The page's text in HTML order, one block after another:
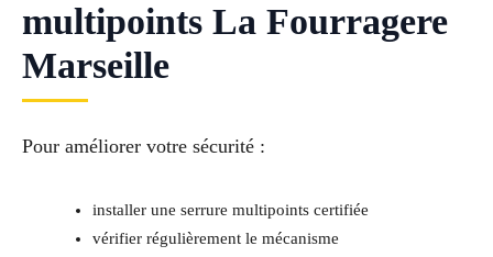
multipoints La Fourragere
Marseille
Pour améliorer votre sécurité :
installer une serrure multipoints certifiée
vérifier régulièrement le mécanisme